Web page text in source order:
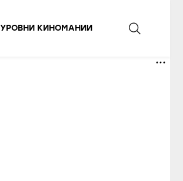
УРОВНИ КИНОМАНИИ